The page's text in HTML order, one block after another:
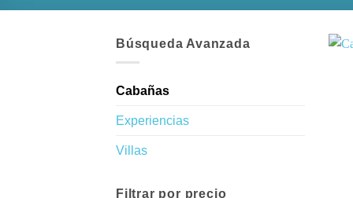
Búsqueda Avanzada
Cabañas
Experiencias
Villas
Filtrar por precio